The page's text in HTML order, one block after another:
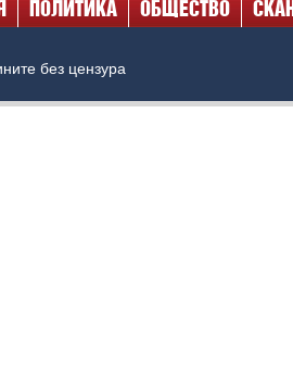
ПОЛИТИКА ОБЩЕСТВО
без цензура